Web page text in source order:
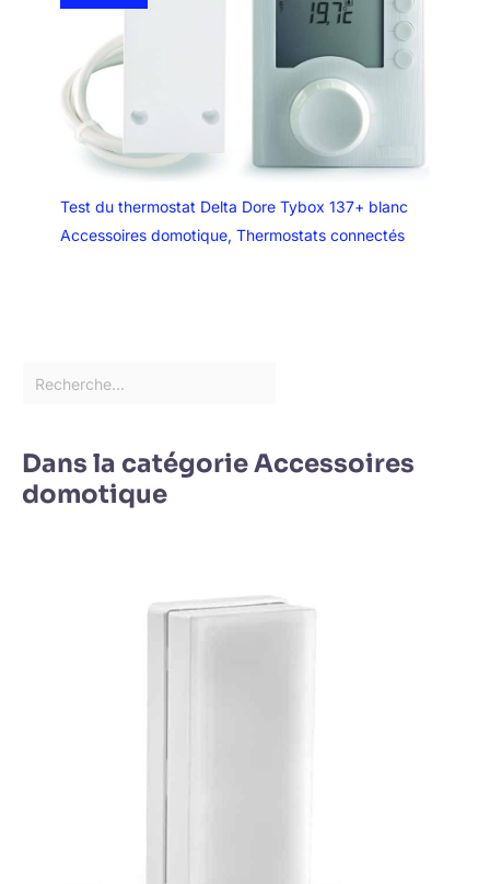
Test du thermostat Delta Dore Tybox 137+ blanc
Accessoires domotique, Thermostats connectés
Dans la catégorie Accessoires
domotique